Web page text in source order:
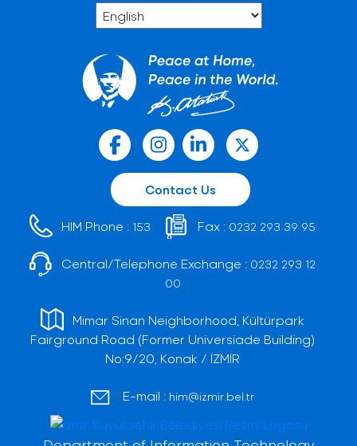
Contact Us
HIM Phone : 153 Fax : 0232 293 39 95
Central/Telephone Exchange : 0232 293 12
00
Mimar Sinan Neighborhood, Kültürpark
Fairground Road (Former Universiade Building)
No:9/20, Konak / İZMİR
E-mail : him@izmir.bel.tr